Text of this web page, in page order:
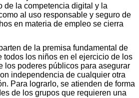
de la competencia digital y la
al uso responsable y seguro de
en materia de empleo se cierra
de la premisa fundamental de
todos los niños en el ejercicio de los
los poderes públicos para asegurar
independencia de cualquier otra
Para lograrlo, se atienden de forma
de los grupos que requieren una